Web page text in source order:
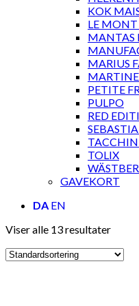
KOK
LE
MANTAS
MARIUS
PETITE
PULPO
RED
TOLIX
GAVEKORT
DA EN
Viser alle 13 resultater